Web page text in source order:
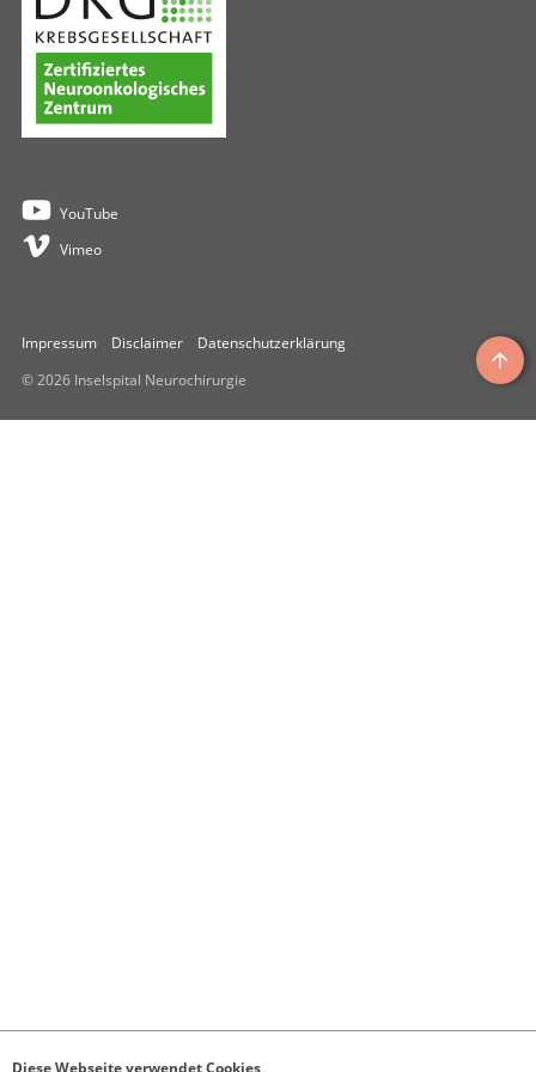
Einzelzimmer
10.00–21.00 Uhr
Ihr Aufenthalt bei uns
Ihre Ärztinnen & Ärzte
Die Klinik
Kontakt
YouTube
Vimeo
Impressum Disclaimer
Datenschutzerklärung
© 2026 Inselspital Neurochirurgie
Diese Webseite verwendet Cookies